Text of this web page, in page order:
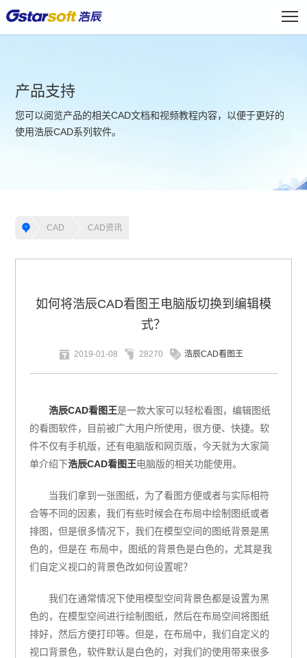
产品支持
您可以阅览产品的相关CAD文档和视频教程内容，以便于更好的
使用浩辰CAD系列软件。
CAD CAD资讯
如何将浩辰CAD看图王电脑版切换到编辑模
式？
2019-01-08 28270 浩辰CAD看图王
浩辰CAD看图王是一款大家可以轻松看图，编辑图纸
的看图软件，目前被广大用户所使用，很方便、快捷。软
件不仅有手机版，还有电脑版和网页版，今天就为大家简
单介绍下浩辰CAD看图王电脑版的相关功能使用。
当我们拿到一张图纸，为了看图方便或者与实际相符
合等不同的因素，我们有些时候会在布局中绘制图纸或者
排图，但是很多情况下，我们在模型空间的图纸背景是黑
色的，但是在 布局中，图纸的背景色是白色的，尤其是我
们自定义视口的背景色改如何设置呢？
我们在通常情况下使用模型空间背景色都是设置为黑
色的，在模型空间进行绘制图纸，然后在布局空间将图纸
排好，然后方便打印等。但是，在布局中，我们自定义的
视口背景色，软件默认是白色的，对我们的使用带来很多